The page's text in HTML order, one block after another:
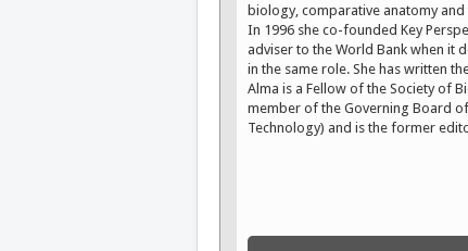
biology, comparative anatomy
In 1996 she co-founded Key
adviser to the World Bank when it
in the same role. She has written
Alma is a Fellow of the Society of
member of the Governing Board
Technology) and is the former